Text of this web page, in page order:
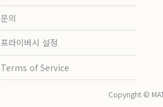
문의
프라이버시 설정
Terms of Service
Copyright ©